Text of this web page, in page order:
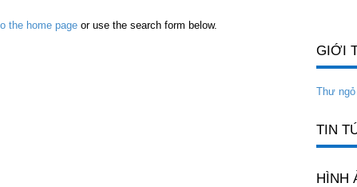
the home page or use the search form below.
GIỚI
Thư ngỏ
TIN
HÌNH